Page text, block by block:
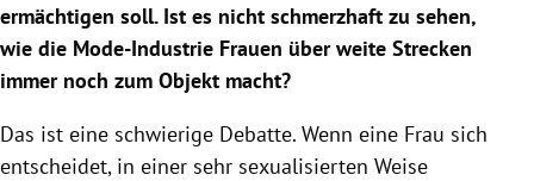
ermächtigen soll. Ist es nicht schmerzhaft zu sehen,
wie die Mode-Industrie Frauen über weite Strecken
immer noch zum Objekt macht?
Das ist eine schwierige Debatte. Wenn eine Frau sich
entscheidet, in einer sehr sexualisierten Weise